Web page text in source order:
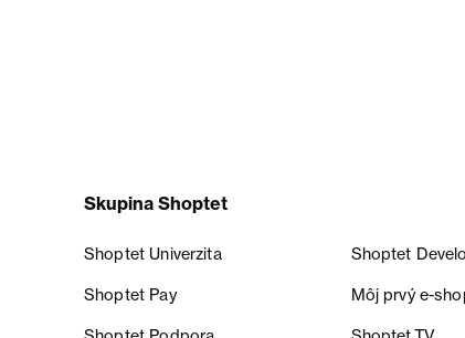
Skupina Shoptet
Shoptet Univerzita Shoptet
Shoptet Pay Môj prvý e-